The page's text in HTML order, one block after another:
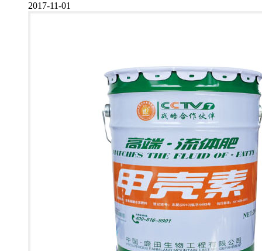
2017-11-01